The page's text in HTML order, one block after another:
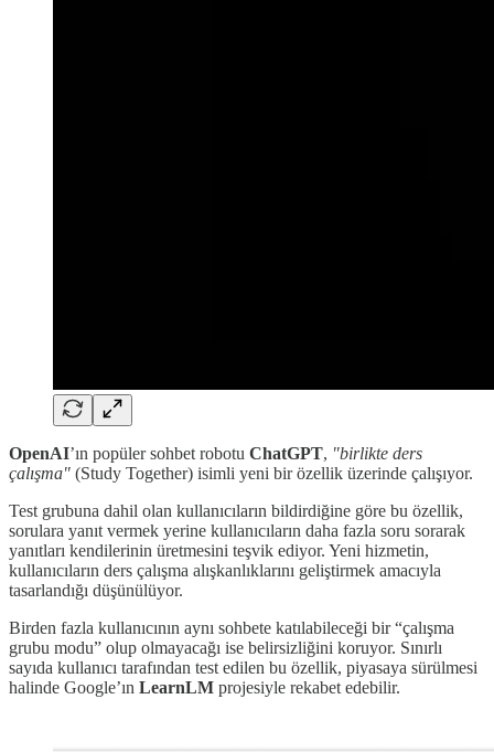
OpenAI’ın popüler sohbet robotu ChatGPT, "birlikte ders
çalışma" (Study Together) isimli yeni bir özellik üzerinde çalışıyor.
Test grubuna dahil olan kullanıcıların bildirdiğine göre bu özellik,
sorulara yanıt vermek yerine kullanıcıların daha fazla soru sorarak
yanıtları kendilerinin üretmesini teşvik ediyor. Yeni hizmetin,
kullanıcıların ders çalışma alışkanlıklarını geliştirmek amacıyla
tasarlandığı düşünülüyor.
Birden fazla kullanıcının aynı sohbete katılabileceği bir “çalışma
grubu modu” olup olmayacağı ise belirsizliğini koruyor. Sınırlı
sayıda kullanıcı tarafından test edilen bu özellik, piyasaya sürülmesi
halinde Google’ın LearnLM projesiyle rekabet edebilir.